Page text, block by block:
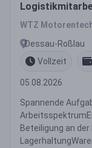
WTZ
Dessau-Roßlau
Vollzeit
05.08.2026
Spannende
Beteiligung an